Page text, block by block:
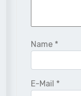
Name *
E-Mail *